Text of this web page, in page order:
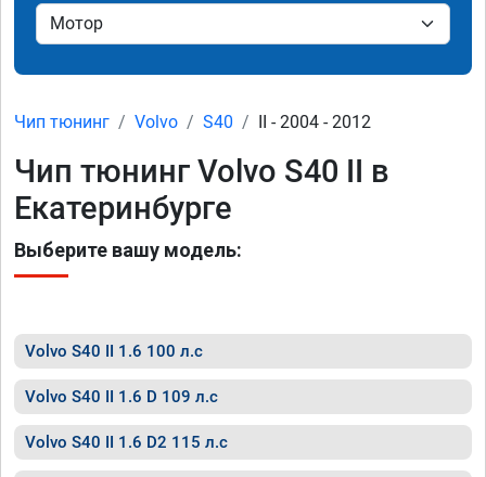
Чип тюнинг Volvo S40 II - 2004 - 2012
Чип тюнинг Volvo S40 II в
Екатеринбурге
Выберите вашу модель:
Volvo S40 II 1.6 100 л.с
Volvo S40 II 1.6 D 109 л.с
Volvo S40 II 1.6 D2 115 л.с